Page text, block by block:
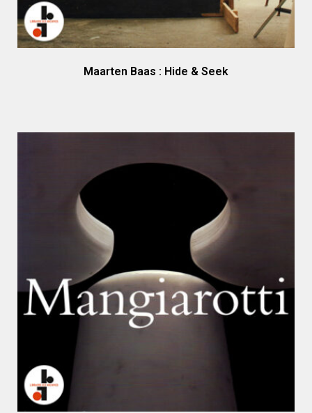
Maarten Baas : Hide & Seek